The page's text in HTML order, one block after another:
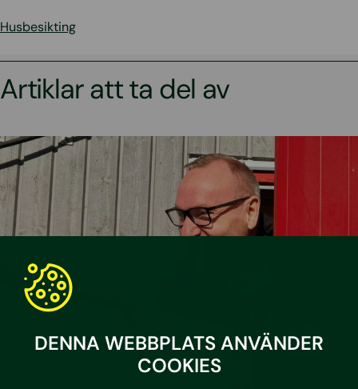
DENNA WEBBPLATS ANVÄNDER
COOKIES
Husbesikting
Artiklar att ta del av